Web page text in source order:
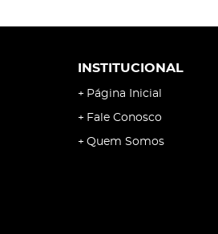
INSTITUCIONAL
Página Inicial
Fale Conosco
Quem Somos